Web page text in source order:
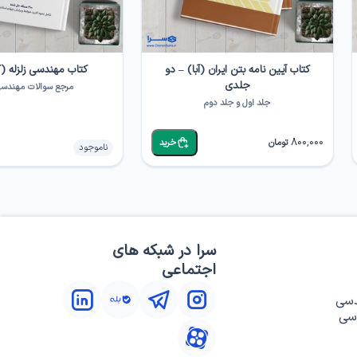
کتاب آیین نامه بتن ایران (آبا) – دو
جلدی
جلد اول و جلد دوم
800,000 تومان خرید
کتاب مهندسی زلزله
مرجع سوالات مهندسی
ناموجود
سرا در شبکه های
اجتماعی